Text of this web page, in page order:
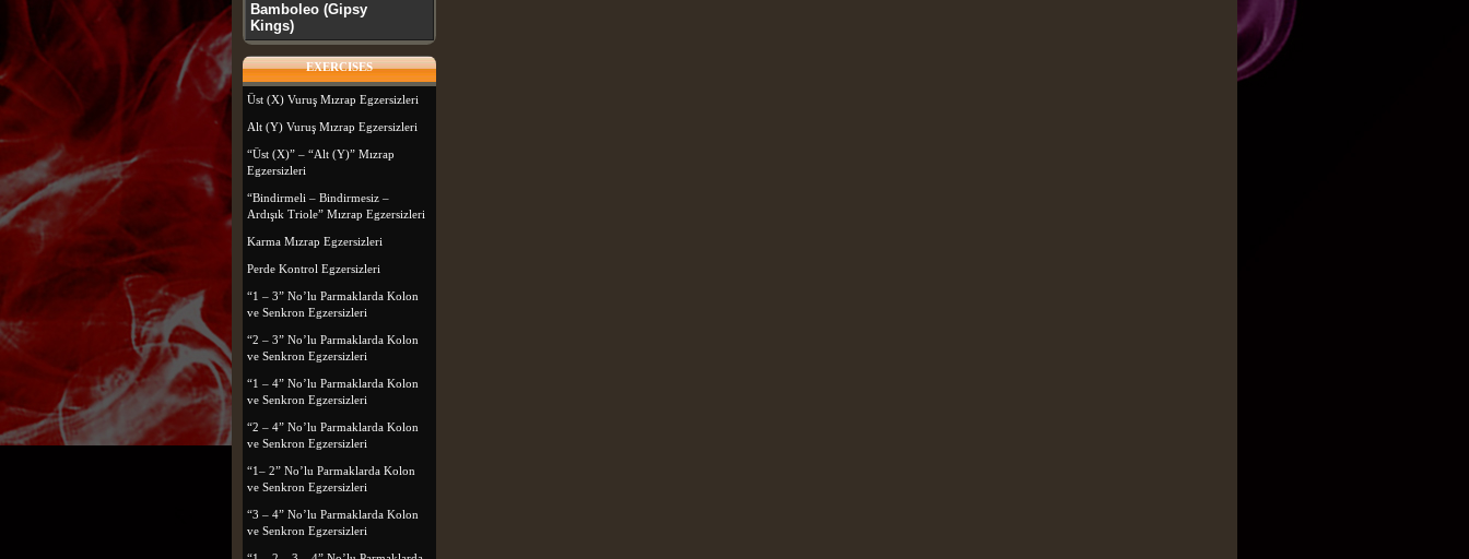
Bamboleo (Gipsy
Kings)
EXERCISES
Üst (X) Vuruş Mızrap Egzersizleri
Alt (Y) Vuruş Mızrap Egzersizleri
“Üst (X)” – “Alt (Y)” Mızrap
Egzersizleri
“Bindirmeli – Bindirmesiz –
Ardışık Triole” Mızrap Egzersizleri
Karma Mızrap Egzersizleri
Perde Kontrol Egzersizleri
“1 – 3” No’lu Parmaklarda Kolon
ve Senkron Egzersizleri
“2 – 3” No’lu Parmaklarda Kolon
ve Senkron Egzersizleri
“1 – 4” No’lu Parmaklarda Kolon
ve Senkron Egzersizleri
“2 – 4” No’lu Parmaklarda Kolon
ve Senkron Egzersizleri
“1– 2” No’lu Parmaklarda Kolon
ve Senkron Egzersizleri
“3 – 4” No’lu Parmaklarda Kolon
ve Senkron Egzersizleri